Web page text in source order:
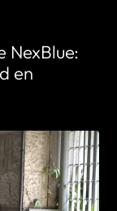
NexBlue:
en